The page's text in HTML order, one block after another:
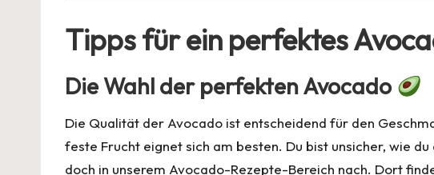
Tipps für ein perfektes
Die Wahl der perfekten Avocado
Die Qualität der Avocado ist entscheidend für den
feste Frucht eignet sich am besten. Du bist unsicher, wie
doch in unserem Avocado-Rezepte-Bereich nach. Dort